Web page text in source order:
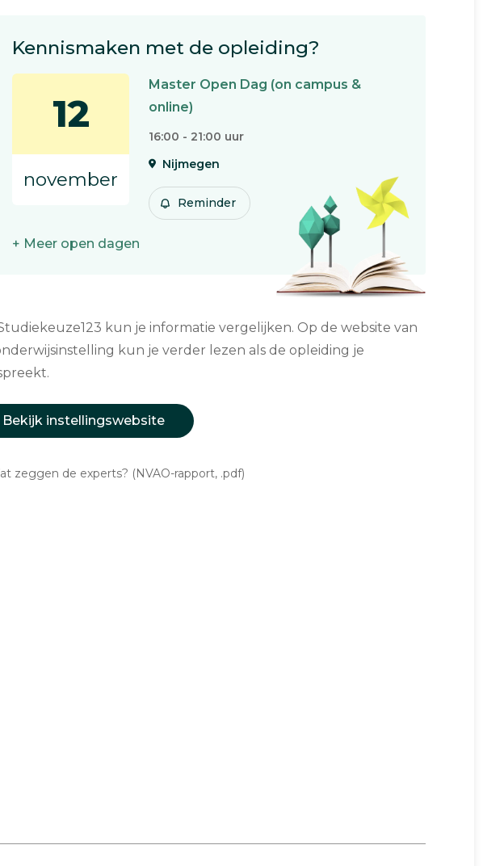
Kennismaken met de opleiding?
12
november
Master Open Dag (on campus &
online)
16:00 - 21:00 uur
Nijmegen
Reminder
+ Meer open dagen
kun je informatie vergelijken. Op de website van
kun je verder lezen als de opleiding je
Bekijk instellingswebsite
zeggen de experts? (NVAO-rapport, .pdf)